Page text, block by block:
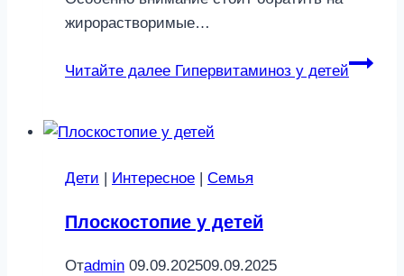
жирорастворимые…
Читайте далее Гипервитаминоз у детей
Дети Интересное Семья
Плоскостопие у детей
Отadmin 09.09.202509.09.2025